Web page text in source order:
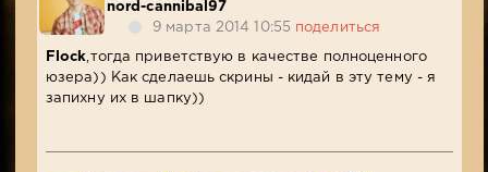
nord-cannibal97
9 марта 2014 10:55 поделиться
Flock ,тогда приветствую в качестве полноценного
юзера)) Как сделаешь скрины - кидай в эту тему - я
запихну их в шапку))